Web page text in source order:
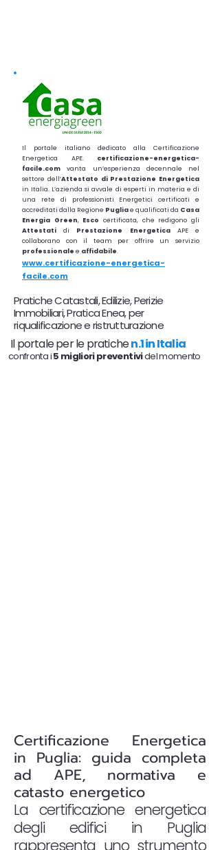
Il portale italiano dedicato alla Certificazione
Energetica APE. certificazione-energetica-
facile.com vanta un’esperienza decennale nel
settore dell’Attestato di Prestazione Energetica
in Italia. L’azienda si avvale di esperti in materia e di
una rete di professionisti Energetici certificati e
accreditati dalla Regione Pugliae qualificati da Casa
Energia Green, Escocertificata, che redigono gli
Attestatidi Prestazione EnergeticaAPE e
collaborano con il team per offrire un servizio
professionale e affidabile.
www.certificazione-energetica-
facile.com
Pratiche Catastali, Edilizie, Perizie
Immobiliari, Pratica Enea, per
riqualificazione e ristrutturazione
Il portale per le pratichen.1 in Italia
confronta i5 migliori preventividel momento
Certificazione Energetica
in Puglia: guida completa
ad APE, normativa e
catasto energetico
La certificazione energetica
degli edifici in Puglia
rappresenta uno strumento